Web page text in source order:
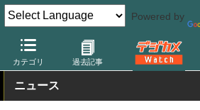
Powered by
カテゴリ 過去記事
デジカメ Watch フィルム関連 フィル
ニュース